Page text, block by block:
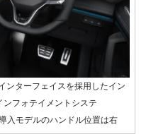
ターフェイスを採用したイン
フォテイメントシステ
入モデルのハンドル位置は右